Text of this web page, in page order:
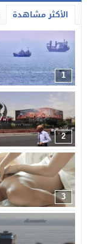
الأكثر مشاهدة
1
2
3